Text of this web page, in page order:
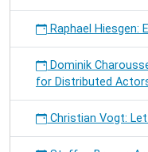
Raphael Hiesgen:
Dominik
for Distributed
Christian Vogt: